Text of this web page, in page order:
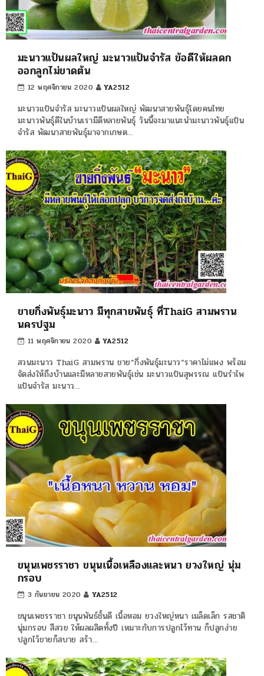
มะนาวแป้นผลใหญ่ มะนาวแป้นจำรัส ข้อดีให้ผลดก
ออกลูกไม่ขาดต้น
12 พฤศจิกายน 2020 YA2512
มะนาวแป้นจำรัส มะนาวแป้นผลใหญ่ พัฒนาสายพันธุ์โดยคนไทย
มะนาวพันธุ์ดีในบ้านเรามีดีหลายพันธุ์ วันนี้จะมาแนะนำมะนาวพันธุ์แป้น
จำรัส พัฒนาสายพันธุ์มาจากเกษต…
ขายกิ่งพันธุ์มะนาว มีทุกสายพันธุ์ ที่ThaiG สามพราน
นครปฐม
11 พฤศจิกายน 2020 YA2512
สวนมะนาว ThaiG สามพราน ขาย”กิ่งพันธุ์มะนาว”ราคาไม่แพง พร้อม
จัดส่งให้ถึงบ้านและมีหลายสายพันธุ์เช่น มะนาวแป้นสุพรรณ แป้นรำไพ
แป้นจำรัส มะนาว…
ขนุนเพชรราชา ขนุนเนื้อเหลืองและหนา ยวงใหญ่ นุ่ม
กรอบ
3 กันยายน 2020 YA2512
ขนุนเพชรราชา ขนุนพันธ์ชั้นดี เนื้อหอม ยวงใหญ่หนา เมล็ดเล็ก รสชาติ
นุ่มกรอบ สีสวย ให้ผลผลิตทั้งปี เหมาะกับการปลูกไว้ทาน ก็ปลูกง่าย
ปลูกไว้ขายก็สบาย สร้า…